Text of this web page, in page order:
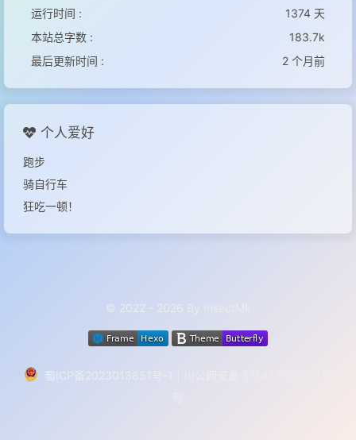
运行时间 :
1374 天
本站总字数 :
183.7k
最后更新时间 :
2 个月前
个人爱好
跑步
骑自行车
狂吃一顿！
© 2022 - 2026 By InsectMk
蜀ICP备2023013851号-1